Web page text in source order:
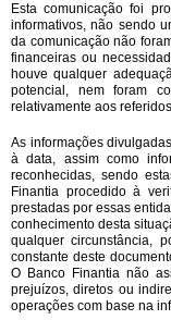
Esta comunicação foi
informativos, não sendo
da comunicação não
financeiras ou
houve qualquer
potencial, nem foram
relativamente aos
As informações
à data, assim como
reconhecidas, sendo
Finantia procedido à
prestadas por essas
conhecimento desta
qualquer circunstância,
constante deste
O Banco Finantia não
prejuízos, diretos ou
operações com base na